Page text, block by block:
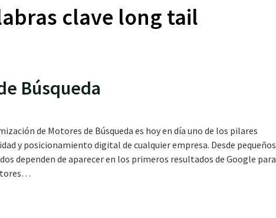
clave long tail
Búsqueda
de Motores de Búsqueda es hoy en día uno de los pilares
y posicionamiento digital de cualquier empresa. Desde pequeños
dependen de aparecer en los primeros resultados de Google para